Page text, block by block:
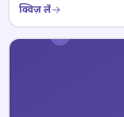
क्विज़ लें